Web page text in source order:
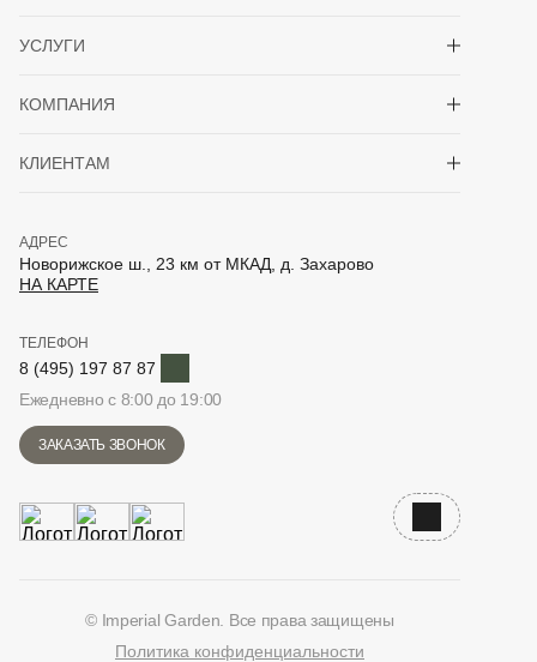
УСЛУГИ
КОМПАНИЯ
КЛИЕНТАМ
АДРЕС
Новорижское ш., 23 км от МКАД, д. Захарово
НА КАРТЕ
ТЕЛЕФОН
8 (495) 197 87 87
Ежедневно с 8:00 до 19:00
ЗАКАЗАТЬ ЗВОНОК
Наверх
© Imperial Garden. Все права защищены
Политика конфиденциальности